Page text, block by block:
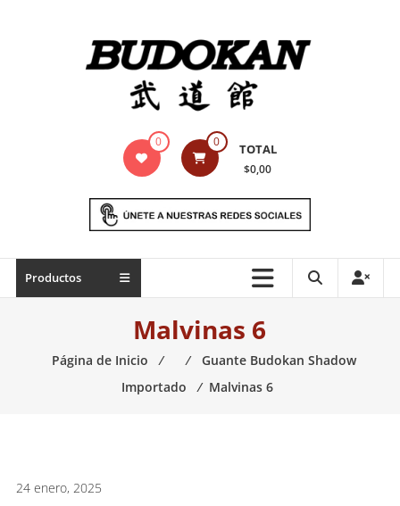
Indumentaria
marciales
Todo
necesario
0 0 TOTAL
$0,00
Productos
Malvinas 6
Página de Inicio ⁄ ⁄
Guante Budokan Shadow
Importado
⁄ Malvinas 6
24 enero, 2025